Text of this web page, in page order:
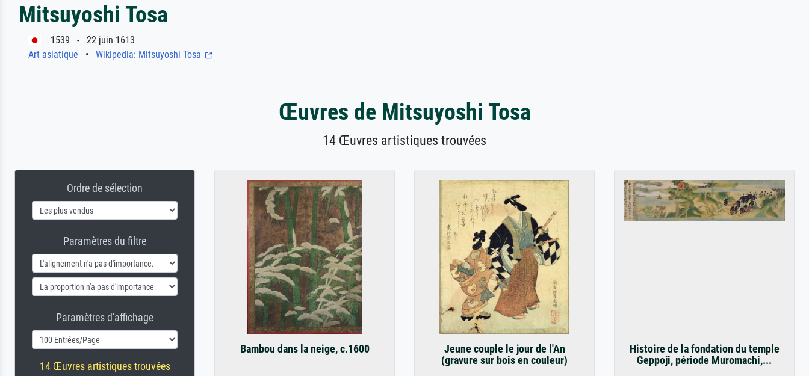
Mitsuyoshi Tosa
1539 - 22 juin 1613
Art asiatique • Wikipedia: Mitsuyoshi Tosa
Œuvres de Mitsuyoshi Tosa
14 Œuvres artistiques trouvées
Ordre de sélection
Paramètres du filtre
Paramètres d'affichage
14 Œuvres artistiques trouvées
Bambou dans la neige, c.1600
Jeune couple le jour de l'An
(gravure sur bois en couleur)
Histoire de la fondation du temple
Geppoji, période Muromachi,...